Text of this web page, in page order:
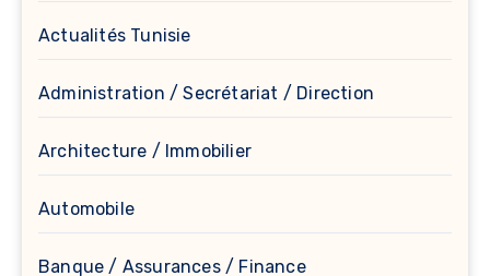
Actualités Tunisie
Administration / Secrétariat / Direction
Architecture / Immobilier
Automobile
Banque / Assurances / Finance